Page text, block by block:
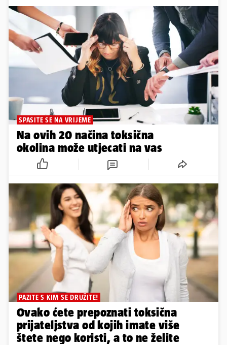
SPASITE SE NA VRIJEME
Na ovih 20 načina toksična
okolina može utjecati na vas
PAZITE S KIM SE DRUŽITE!
Ovako ćete prepoznati toksična
prijateljstva od kojih imate više
štete nego koristi, a to ne želite